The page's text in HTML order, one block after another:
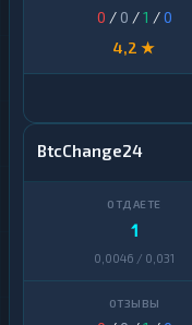
0 / 0 /1 /0
4,2 ★
BtcChange24
1
0,0046 / 0,031